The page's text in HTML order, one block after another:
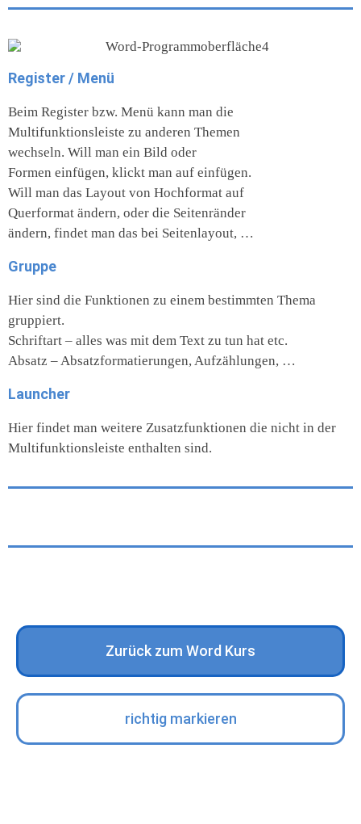
Register / Menü
Beim Register bzw. Menü kann man die
Multifunktionsleiste zu anderen Themen
wechseln. Will man ein Bild oder
Formen einfügen, klickt man auf einfügen.
Will man das Layout von Hochformat auf
Querformat ändern, oder die Seitenränder
ändern, findet man das bei Seitenlayout, …
Gruppe
Hier sind die Funktionen zu einem bestimmten Thema
gruppiert.
Schriftart – alles was mit dem Text zu tun hat etc.
Absatz – Absatzformatierungen, Aufzählungen, …
Launcher
Hier findet man weitere Zusatzfunktionen die nicht in der
Multifunktionsleiste enthalten sind.
Zurück zum Word Kurs
richtig markieren